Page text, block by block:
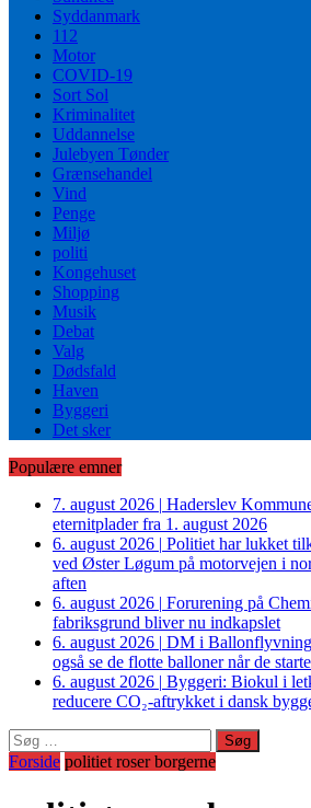
Syddanmark
112
Motor
COVID-19
Sort Sol
Kriminalitet
Uddannelse
Julebyen Tønder
Grænsehandel
Vind
Penge
Miljø
politi
Kongehuset
Shopping
Musik
Debat
Valg
Dødsfald
Haven
Byggeri
Det sker
Populære emner
7. august 2026 | Haderslev
eternitplader fra 1. august 2026
6. august 2026 | Politiet har lukket
ved Øster Løgum på motorvejen i
aften
6. august 2026 | Forurening på
fabriksgrund bliver nu indkapslet
6. august 2026 | DM i Ballonflyvning
også se de flotte balloner når de
6. august 2026 | Byggeri: Biokul i
reducere CO₂-aftrykket i dansk
Søg
efter:
Forside politiet roser borgerne